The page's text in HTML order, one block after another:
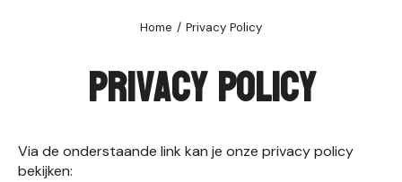
Home / Privacy Policy
Privacy Policy
Via de onderstaande link kan je onze privacy policy
bekijken: